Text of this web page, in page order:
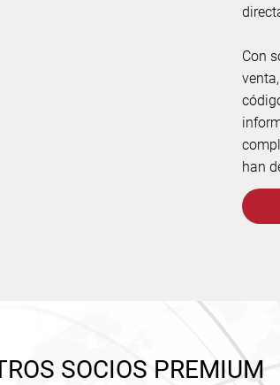
Con
han
SOCIOS PREMIUM